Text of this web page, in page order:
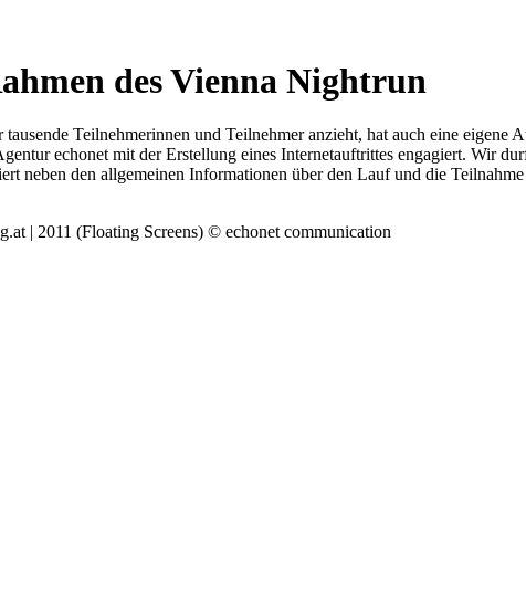
des Vienna Nightrun
Teilnehmerinnen und Teilnehmer anzieht, hat auch eine
echonet mit der Erstellung eines Internetauftrittes engagiert. Wir
neben den allgemeinen Informationen über den Lauf und die